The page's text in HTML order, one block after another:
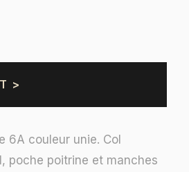
>
6A couleur unie. Col
poche poitrine et manches